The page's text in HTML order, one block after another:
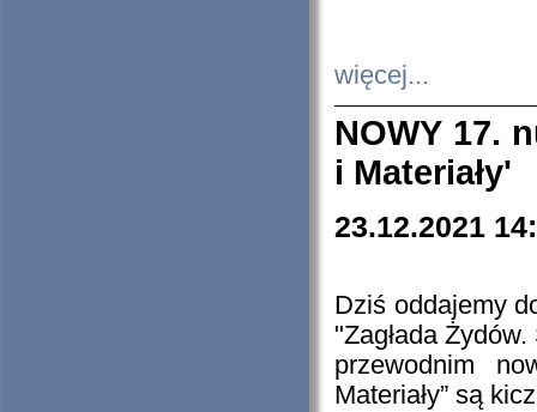
więcej...
NOWY 17.
i Materiały'
23.12.2021
Dziś oddajemy
"Zagłada
przewodnim
Materiały” są